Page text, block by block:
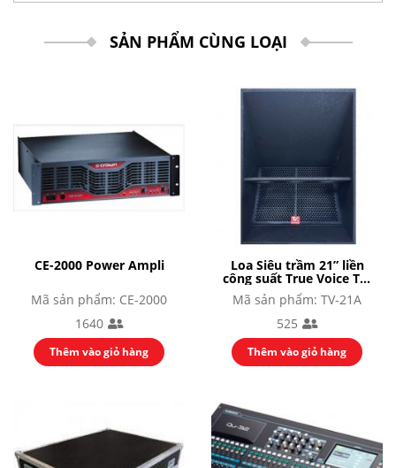
SẢN PHẨM CÙNG LOẠI
CE-2000 Power Ampli
Mã sản phẩm: CE-2000
1640
Thêm vào giỏ hàng
Loa Siêu trầm 21” liền
công suất True Voice TV-
21A
Mã sản phẩm: TV-21A
525
Thêm vào giỏ hàng